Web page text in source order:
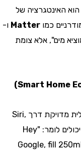
של
כמוMatterו-
אלא צומת
הדור החדש של המערכות מאפשר שליטה קולית מדויקת דרך Siri,
Alexa או Google Assistant. דמיינו שאתם יכולים לומר: "Hey
Google, fill